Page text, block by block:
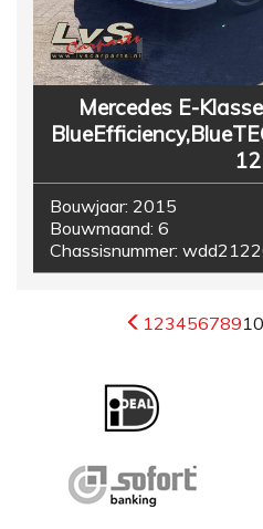
Mercedes E-
12
Bouwjaar: 2015
Bouwmaand: 6
Chassisnummer:
12345678910